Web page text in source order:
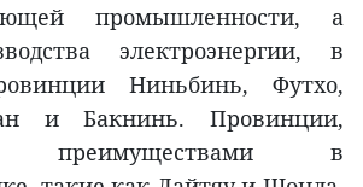
промышленности, а
электроэнергии, в
Ниньбинь, Футхо,
и Бакнинь. Провинции,
преимуществами в